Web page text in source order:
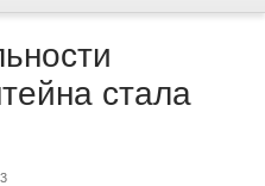
стала